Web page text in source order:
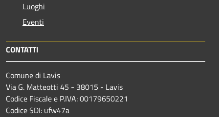
Luoghi
Eventi
CONTATTI
Comune di Lavis
Via G. Matteotti 45 - 38015 - Lavis
Codice Fiscale e P.IVA: 00179650221
Codice SDI: ufw47a